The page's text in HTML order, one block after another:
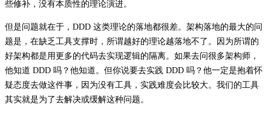
些修补，没有本质性的理论演进。
但是问题就在于，DDD 这类理论的落地都很差。架构落地的最大的问
题是，在缺乏工具支撑时，所谓越好的理论越落地不了。因为所谓的
好架构都是用更多的代码去实现逻辑的隔离。如果去问很多架构师，
他知道 DDD 吗？他知道。但你说要去实践 DDD 吗？他一定是抱着怀
疑态度去做这件事，因为没有工具，实践难度会比较大。我们的工具
其实就是为了去解决或缓解这种问题。